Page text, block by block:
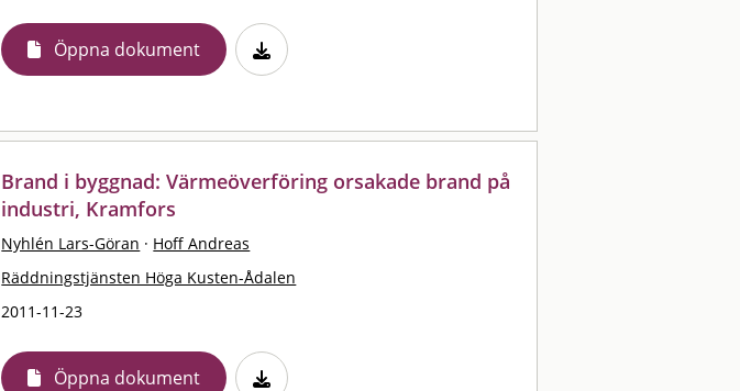
Öppna dokument
Brand i byggnad: Värmeöverföring orsakade brand på
industri, Kramfors
Nyhlén Lars-Göran · Hoff Andreas
Räddningstjänsten Höga Kusten-Ådalen
2011-11-23
Öppna dokument